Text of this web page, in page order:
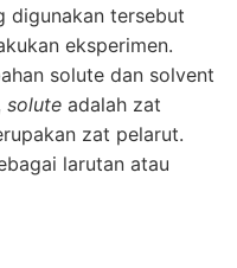
digunakan tersebut
eksperimen.
solute dan solvent
solute adalah zat
zat pelarut.
larutan atau